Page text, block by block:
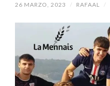
26 MARZO, 2023 / RAFAAL /